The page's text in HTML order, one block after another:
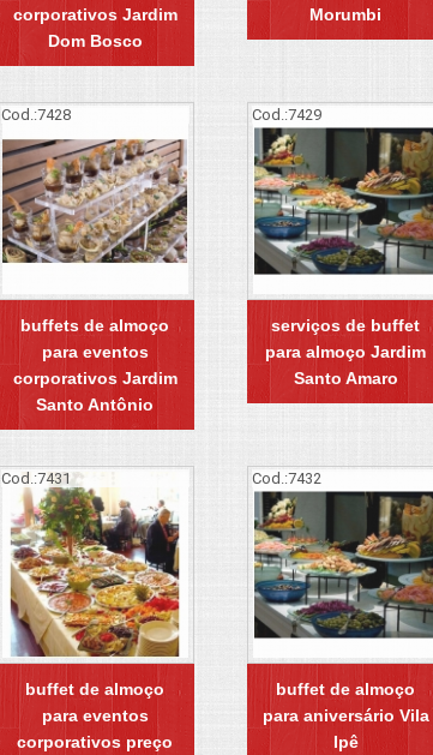
corporativos Jardim
Dom Bosco
Morumbi
Cod.:7428
buffets de almoço
para eventos
corporativos Jardim
Santo Antônio
Cod.:7429
serviços de buffet
para almoço Jardim
Santo Amaro
Cod.:7431
buffet de almoço
para eventos
corporativos preço
Cod.:7432
buffet de almoço
para aniversário Vila
Ipê